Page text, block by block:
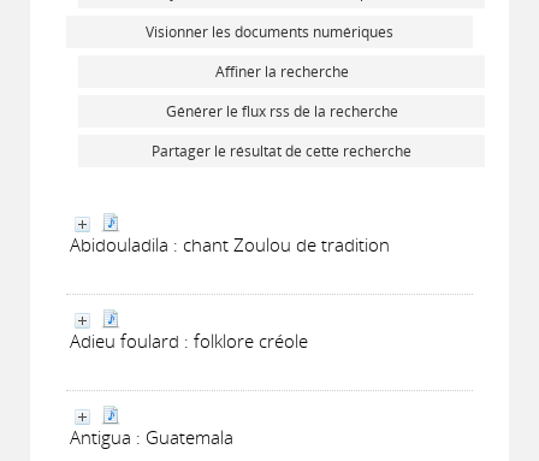
Visionner les documents numériques
Affiner la recherche
Générer le flux rss de la recherche
Partager le résultat de cette recherche
Abidouladila : chant Zoulou de tradition
Adieu foulard : folklore créole
Antigua : Guatemala